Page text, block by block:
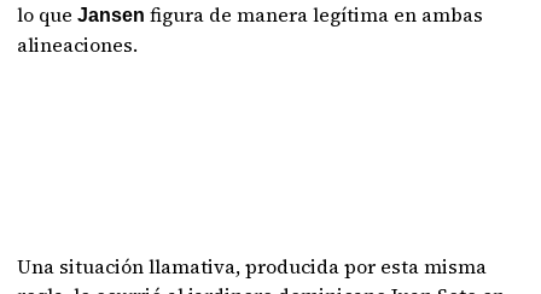
lo queJansen figura de manera legítima en ambas
alineaciones.
Una situación llamativa, producida por esta misma